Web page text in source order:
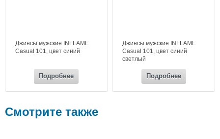
Джинсы мужские INFLAME
Casual 101, цвет синий
Подробнее
Джинсы мужские INFLAME
Casual 101, цвет синий
светлый
Подробнее
Смотрите также